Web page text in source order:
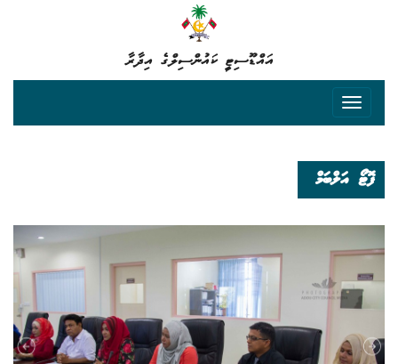
އައްޑޫސިޓީ ކައުންސިލްގެ އިދާރާ
ފޮޓޯ އަލްބަމް